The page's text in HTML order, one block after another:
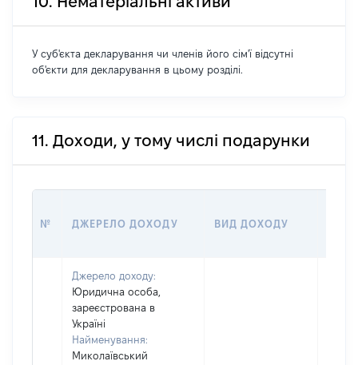
У суб'єкта декларування чи членів його сім'ї відсутні
об'єкти для декларування в цьому розділі.
11. Доходи, у тому числі подарунки
№ ДЖЕРЕЛО ДОХОДУ ВИД ДОХОДУ
Джерело доходу:
Юридична особа,
зареєстрована в
Україні
Найменування:
Миколаївський